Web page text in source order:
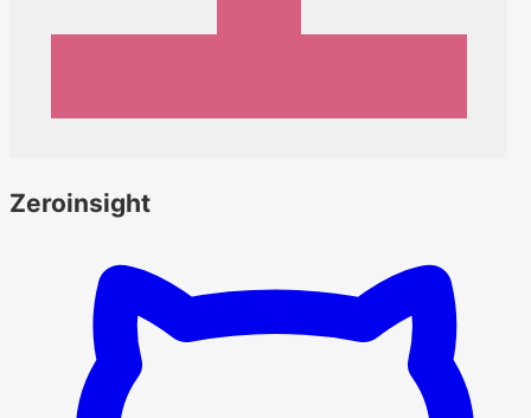
Zeroinsight